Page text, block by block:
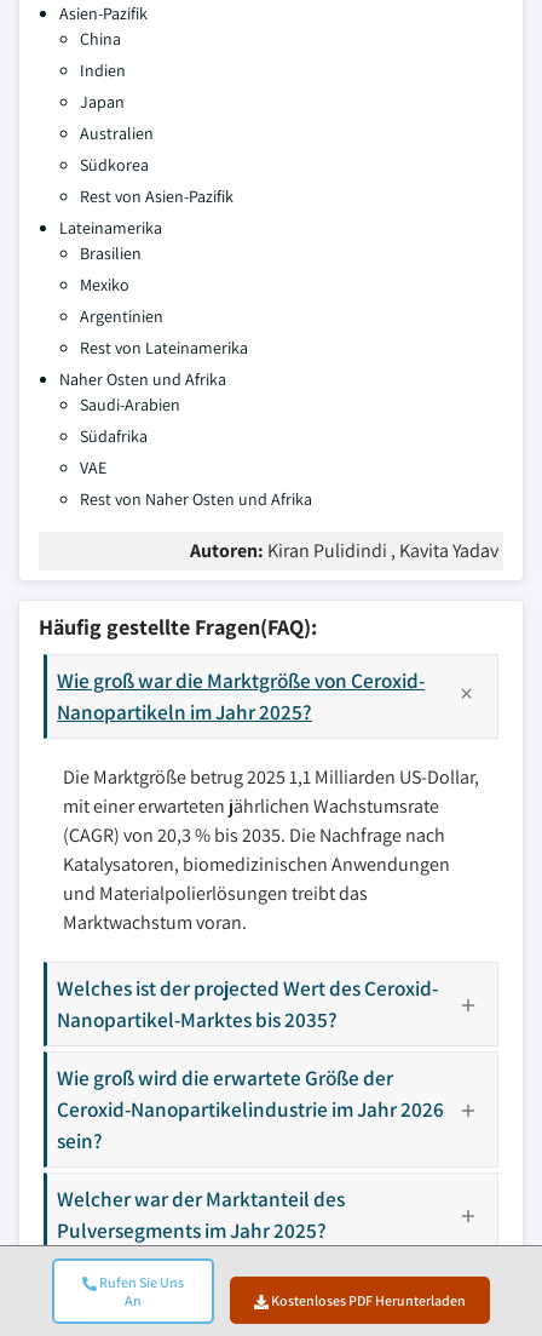
Rufen Sie Uns
An
Kostenloses PDF Herunterladen
Asien-Pazifik
China
Indien
Japan
Australien
Südkorea
Rest von Asien-Pazifik
Lateinamerika
Brasilien
Mexiko
Argentinien
Rest von Lateinamerika
Naher Osten und Afrika
Saudi-Arabien
Südafrika
VAE
Rest von Naher Osten und Afrika
Autoren: Kiran Pulidindi , Kavita Yadav
Häufig gestellte Fragen(FAQ):
Wie groß war die Marktgröße von Ceroxid-
Nanopartikeln im Jahr 2025?
Die Marktgröße betrug 2025 1,1 Milliarden US-Dollar,
mit einer erwarteten jährlichen Wachstumsrate
(CAGR) von 20,3 % bis 2035. Die Nachfrage nach
Katalysatoren, biomedizinischen Anwendungen
und Materialpolierlösungen treibt das
Marktwachstum voran.
Welches ist der projected Wert des Ceroxid-
Nanopartikel-Marktes bis 2035?
Wie groß wird die erwartete Größe der
Ceroxid-Nanopartikelindustrie im Jahr 2026
sein?
Welcher war der Marktanteil des
Pulversegments im Jahr 2025?
Welcher war der Marktanteil traditioneller
Synthesemethoden im Jahr 2025?